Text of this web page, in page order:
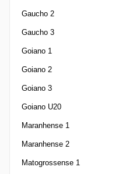
Gaucho 2
Gaucho 3
Goiano 1
Goiano 2
Goiano 3
Goiano U20
Maranhense 1
Maranhense 2
Matogrossense 1